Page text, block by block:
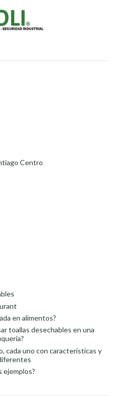
Centro
en alimentos?
toallas desechables en una
cada uno con características y
ejemplos?